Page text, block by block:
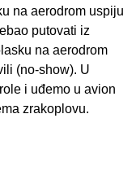
na aerodrom uspiju
putovati iz
na aerodrom
(no-show). U
i uđemo u avion
zrakoplovu.